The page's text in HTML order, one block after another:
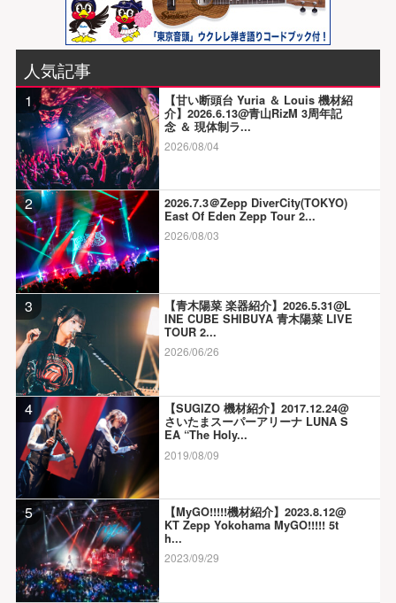
人気記事
1
【甘い断頭台 Yuria ＆ Louis 機材紹
介】2026.6.13@青山RizM 3周年記
念 ＆ 現体制ラ...
2026/08/04
2
2026.7.3＠Zepp DiverCity(TOKYO)
East Of Eden Zepp Tour 2...
2026/08/03
3
【青木陽菜 楽器紹介】2026.5.31@L
INE CUBE SHIBUYA 青木陽菜 LIVE
TOUR 2...
2026/06/26
4
【SUGIZO 機材紹介】2017.12.24@
さいたまスーパーアリーナ LUNA S
EA “The Holy...
2019/08/09
5
【MyGO!!!!!機材紹介】2023.8.12@
KT Zepp Yokohama MyGO!!!!! 5t
h...
2023/09/29